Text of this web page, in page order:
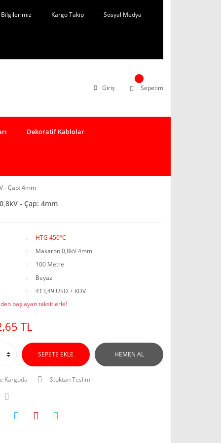
Bilgilerimiz Kargo Takip Sosyal Medya
Giriş Sepetim
Dekoratif Kablolar
- Çap: 4mm
- Çap: 4mm
HTG 450°C
Makaron 0,8kV 4mm
100 Metre
Beyaz
413,49 USD + KDV
başlayan taksitlerle!
TL
SEPETE EKLE HEMEN AL
Kargoda Stoktan Teslim